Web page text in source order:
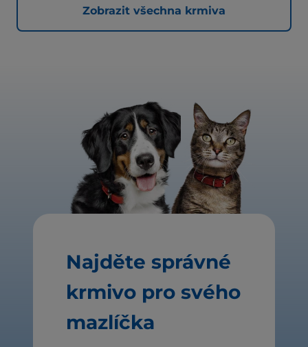
Zobrazit všechna krmiva
Najděte správné
krmivo pro svého
mazlíčka